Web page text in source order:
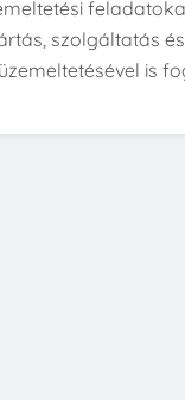
szolgáltatás
is